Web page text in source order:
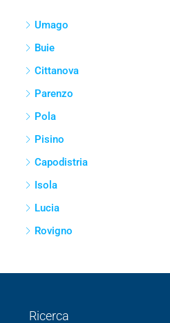
Umago
Buie
Cittanova
Parenzo
Pola
Pisino
Capodistria
Isola
Lucia
Rovigno
Ricerca